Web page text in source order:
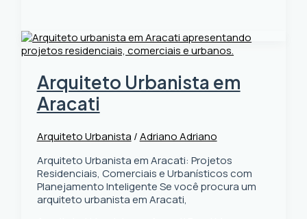
Arquiteto Urbanista em
Aracati
Arquiteto Urbanista /Adriano Adriano
Arquiteto Urbanista em Aracati: Projetos
Residenciais, Comerciais e Urbanísticos com
Planejamento Inteligente Se você procura um
arquiteto urbanista em Aracati,